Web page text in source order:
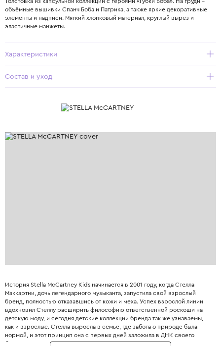
объёмные вышивки Спанч Боба и Патрика, а также яркие декоративные
элементы и надписи. Мягкий хлопковый материал, круглый вырез и
эластичные манжеты.
Характеристики
Состав и уход
История Stella McCartney Kids начинается в 2001 году, когда Стелла
Маккартни, дочь легендарного музыканта, запустила свой взрослый
бренд, полностью отказавшись от кожи и меха. Успех взрослой линии
вдохновил Стеллу расширить философию ответственной роскоши на
детскую моду, и сегодня детские коллекции бренда так же узнаваемы,
как и взрослые. Стелла выросла в семье, где забота о природе была
нормой, и этот принцип она с первых дней заложила в ДНК своего
бренда. Бренд использует только инновационные экологичные